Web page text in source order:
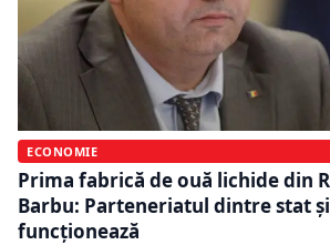
ECONOMIE
Prima fabrică de ouă lichide din
Barbu: Parteneriatul dintre stat
funcționează